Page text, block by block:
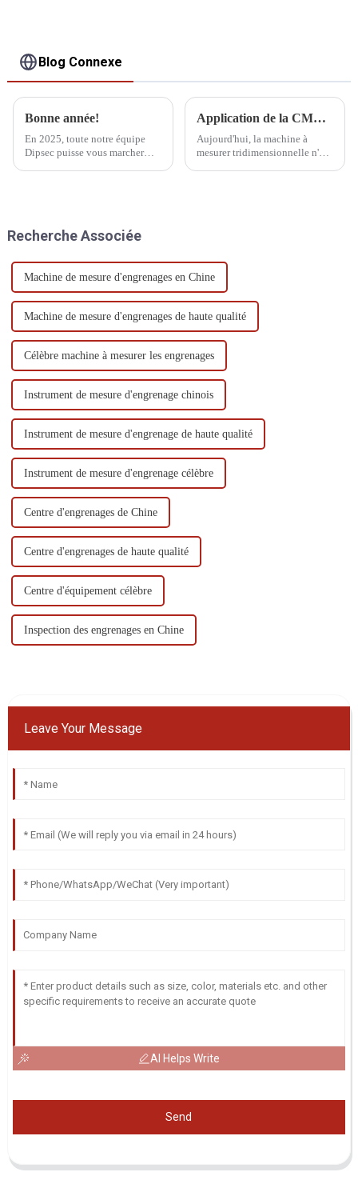
Blog Connexe
Bonne année!
En 2025, toute notre équipe
Dipsec puisse vous marcher
Application de la CMM dans le système de fabrication
Aujourd'hui, la machine à
mesurer tridimensionnelle n'est
mesure tridimensionnelle.
Recherche Associée
Machine de mesure d'engrenages en Chine
Machine de mesure d'engrenages de haute qualité
Célèbre machine à mesurer les engrenages
Instrument de mesure d'engrenage chinois
Instrument de mesure d'engrenage de haute qualité
Instrument de mesure d'engrenage célèbre
Centre d'engrenages de Chine
Centre d'engrenages de haute qualité
Centre d'équipement célèbre
Inspection des engrenages en Chine
Leave Your Message
AI Helps Write
Send